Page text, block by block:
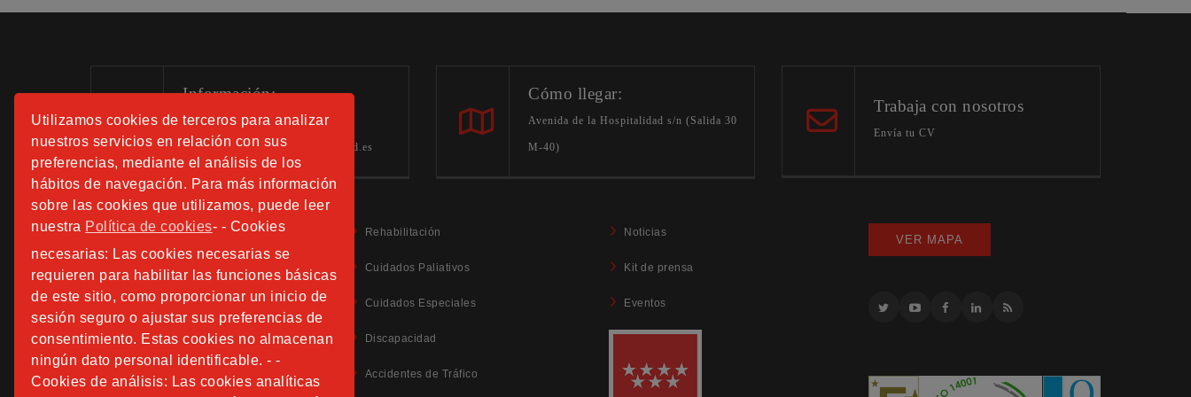
Utilizamos cookies de terceros para analizar
nuestros servicios en relación con sus
preferencias, mediante el análisis de los
hábitos de navegación. Para más información
sobre las cookies que utilizamos, puede leer
nuestra Política de cookies- - Cookies
necesarias: Las cookies necesarias se
requieren para habilitar las funciones básicas
de este sitio, como proporcionar un inicio de
sesión seguro o ajustar sus preferencias de
consentimiento. Estas cookies no almacenan
ningún dato personal identificable. - -
Cookies de análisis: Las cookies analíticas
Información:
Tels.: 91 508 01 40 -41-42
hospitalfundacionsanjose.info@sjd.es
Cómo llegar:
Avenida de la Hospitalidad s/n (Salida 30
M-40)
Trabaja con nosotros
Envía tu CV
Aviso Legal
Política de Privacidad
Política de Cookies
Información Adicional Protección de Datos
Rehabilitación
Cuidados Paliativos
Cuidados Especiales
Discapacidad
Accidentes de Tráfico
Noticias
Kit de prensa
Eventos
VER MAPA